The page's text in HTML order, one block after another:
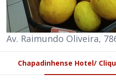
Av. Raimundo Oliveira,
Chapadinhense Hotel/